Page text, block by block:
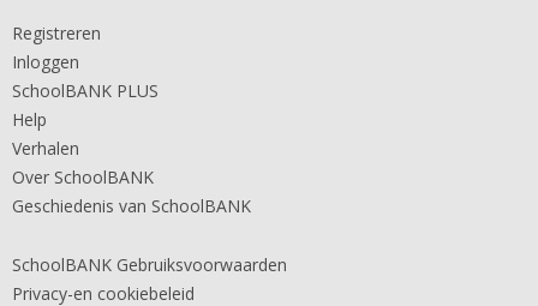
Registreren
Inloggen
SchoolBANK PLUS
Help
Verhalen
Over SchoolBANK
Geschiedenis van SchoolBANK
SchoolBANK Gebruiksvoorwaarden
Privacy-en cookiebeleid